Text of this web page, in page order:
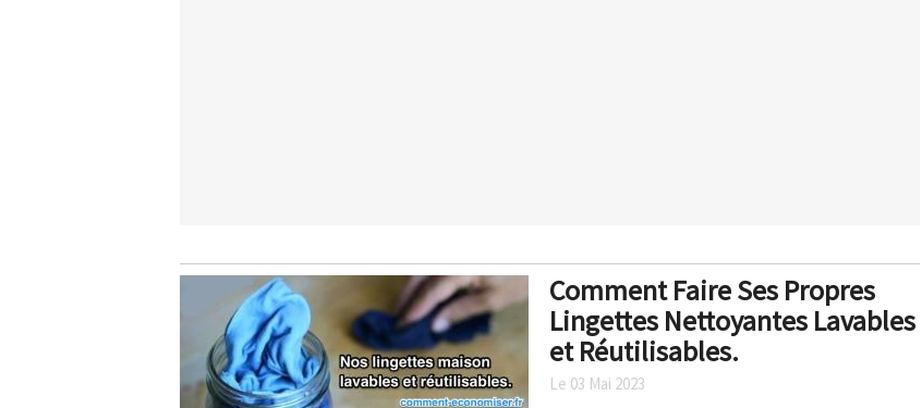
Comment Faire Ses Propres
Lingettes Nettoyantes Lavables
et Réutilisables.
Le 03 Mai 2023